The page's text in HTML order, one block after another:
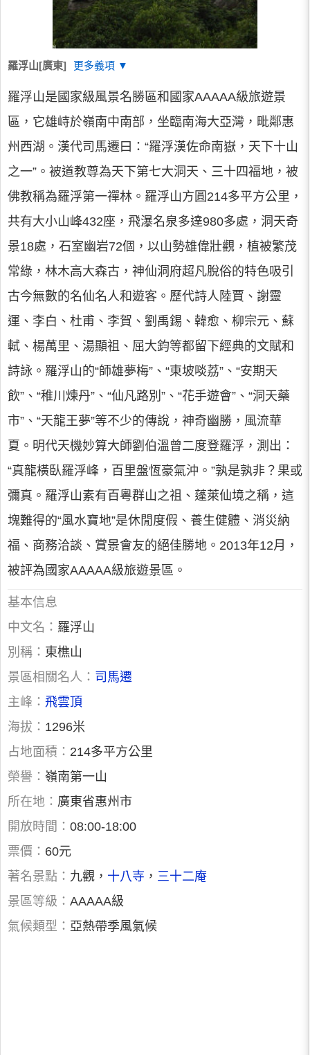
羅浮山[廣東] 更多義項 ▼
羅浮山是國家級風景名勝區和國家AAAAA級旅遊景
區，它雄峙於嶺南中南部，坐臨南海大亞灣，毗鄰惠
州西湖。漢代司馬遷曰：“羅浮漢佐命南嶽，天下十山
之一”。被道教尊為天下第七大洞天、三十四福地，被
佛教稱為羅浮第一禪林。羅浮山方圓214多平方公里，
共有大小山峰432座，飛瀑名泉多達980多處，洞天奇
景18處，石室幽岩72個，以山勢雄偉壯觀，植被繁茂
常綠，林木高大森古，神仙洞府超凡脫俗的特色吸引
古今無數的名仙名人和遊客。歷代詩人陸賈、謝靈
運、李白、杜甫、李賀、劉禹錫、韓愈、柳宗元、蘇
軾、楊萬里、湯顯祖、屈大鈞等都留下經典的文賦和
詩詠。羅浮山的“師雄夢梅”、“東坡啖荔”、“安期天
飲”、“稚川煉丹”、“仙凡路別”、“花手遊會”、“洞天藥
市”、“天龍王夢”等不少的傳說，神奇幽勝，風流華
夏。明代天機妙算大師劉伯溫曾二度登羅浮，測出：
“真龍橫臥羅浮峰，百里盤恆豪氣沖。”孰是孰非？果或
彌真。羅浮山素有百粵群山之祖、蓬萊仙境之稱，這
塊難得的“風水寶地”是休閒度假、養生健體、消災納
福、商務洽談、賞景會友的絕佳勝地。2013年12月，
被評為國家AAAAA級旅遊景區。
基本信息
中文名： 羅浮山
別稱： 東樵山
景區相關名人： 司馬遷
主峰： 飛雲頂
海拔： 1296米
占地面積： 214多平方公里
榮譽： 嶺南第一山
所在地： 廣東省惠州市
開放時間： 08:00-18:00
票價： 60元
著名景點： 九觀， 十八寺 ， 三十二庵
景區等級： AAAAA級
氣候類型： 亞熱帶季風氣候